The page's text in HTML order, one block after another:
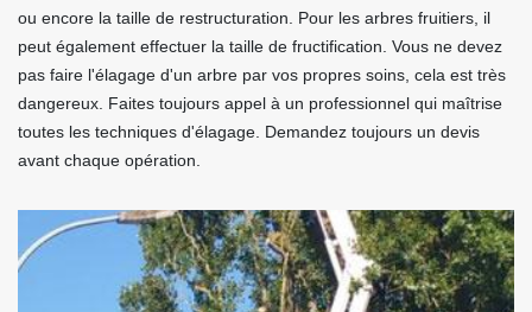
ou encore la taille de restructuration. Pour les arbres fruitiers, il
peut également effectuer la taille de fructification. Vous ne devez
pas faire l'élagage d'un arbre par vos propres soins, cela est très
dangereux. Faites toujours appel à un professionnel qui maîtrise
toutes les techniques d'élagage. Demandez toujours un devis
avant chaque opération.